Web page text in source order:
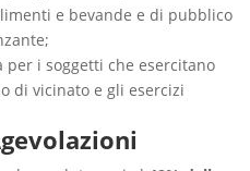
e bevande e di pubblico
per i soggetti che esercitano
di vicinato e gli esercizi